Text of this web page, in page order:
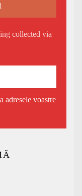
collected via
adresele voastre